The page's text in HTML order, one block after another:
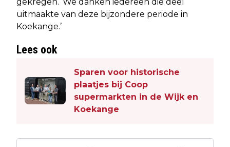
uitmaakte van deze bijzondere periode in
Koekange.’
Lees ook
Sparen voor historische
plaatjes bij Coop
supermarkten in de Wijk en
Koekange